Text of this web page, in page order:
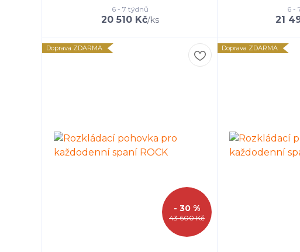
20 510 Kč/ks
6 - 7 týdnů
21
6 -
Doprava ZDARMA
43 600 Kč
- 30 %
Doprava ZDARMA